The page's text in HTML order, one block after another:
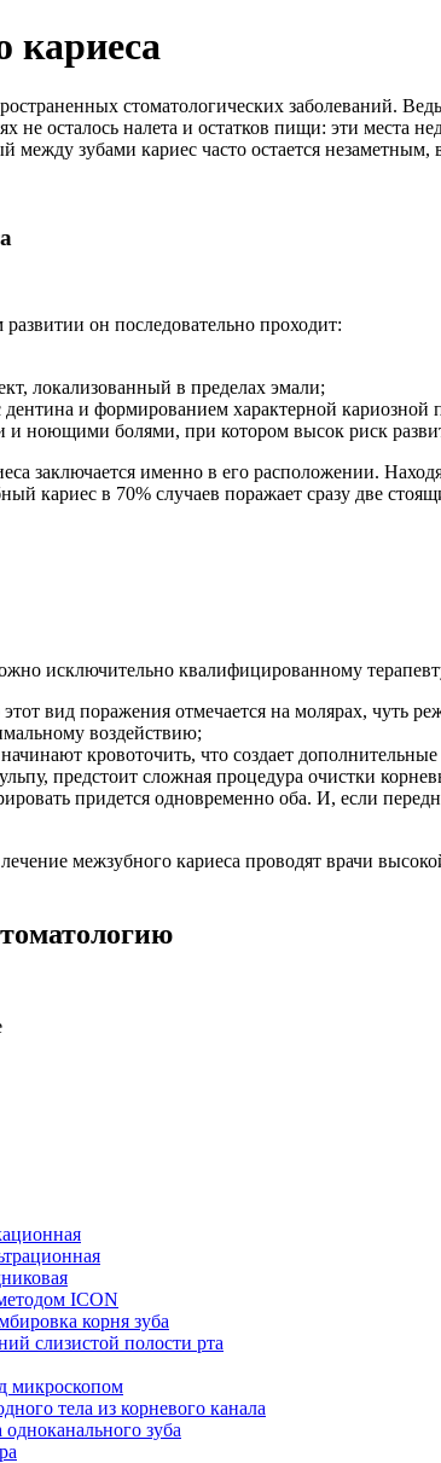
кариеса
стоматологических заболеваний.
не осталось налета и остатков пищи: эти
между зубами кариес часто остается
он последовательно проходит:
локализованный в пределах эмали;
и формированием характерной кариозной
ноющими болями, при котором высок риск
заключается именно в его расположении.
кариес в 70% случаев поражает сразу две
исключительно квалифицированному
вид поражения отмечается на молярах, чуть
воздействию;
кровоточить, что создает дополнительные
предстоит сложная процедура очистки
придется одновременно оба. И, если
межзубного кариеса проводят врачи
ICON
корня зуба
слизистой полости рта
микроскопом
тела из корневого канала
зуба